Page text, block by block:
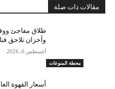
مقالات ذات صلة
محطة المنوعات
طلاق مفاجئ
وأحزان تلاحق
أغسطس 6, 2026